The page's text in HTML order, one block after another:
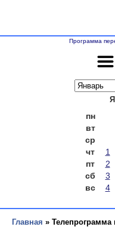
Программа
пн
вт
ср
чт
1
пт
2
сб
3
вс
4
Главная » Телепрограмма